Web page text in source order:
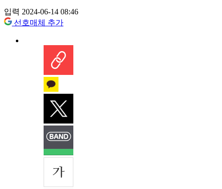
입력 2024-06-14 08:46
선호매체 추가